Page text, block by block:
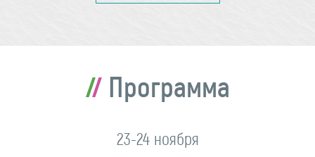
Программа
23-24 ноября